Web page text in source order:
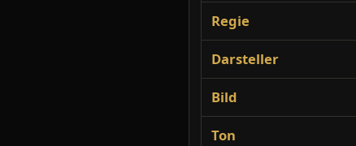
Regie
Darsteller
Bild
Ton